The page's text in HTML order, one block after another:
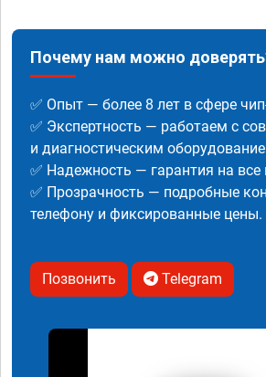
Почему нам можно
✅ Опыт — более 8 лет в сфере
✅ Экспертность — работаем с
и диагностическим
✅ Надежность — гарантия на
✅ Прозрачность — подробные
телефону и фиксированные цены.
Позвонить Telegram